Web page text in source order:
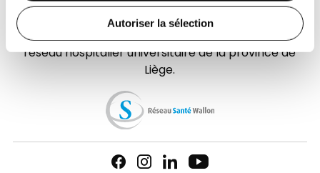
Autoriser la sélection
L’hôpital de la Citadelle est membre d'Elipse, le
réseau hospitalier universitaire de la province de
Liège.